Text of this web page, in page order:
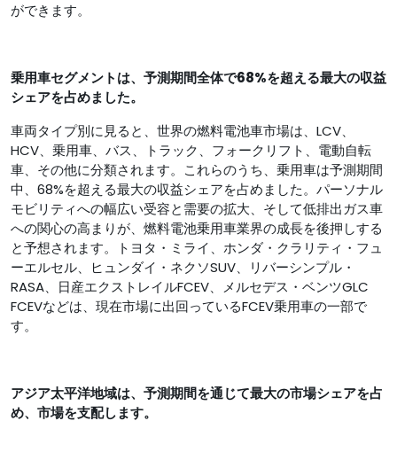
ができます。
乗用車セグメントは、予測期間全体で68%を超える最大の収益
シェアを占めました。
車両タイプ別に見ると、世界の燃料電池車市場は、LCV、
HCV、乗用車、バス、トラック、フォークリフト、電動自転
車、その他に分類されます。これらのうち、乗用車は予測期間
中、68%を超える最大の収益シェアを占めました。パーソナル
モビリティへの幅広い受容と需要の拡大、そして低排出ガス車
への関心の高まりが、燃料電池乗用車業界の成長を後押しする
と予想されます。トヨタ・ミライ、ホンダ・クラリティ・フュ
ーエルセル、ヒュンダイ・ネクソSUV、リバーシンプル・
RASA、日産エクストレイルFCEV、メルセデス・ベンツGLC
FCEVなどは、現在市場に出回っているFCEV乗用車の一部で
す。
アジア太平洋地域は、予測期間を通じて最大の市場シェアを占
め、市場を支配します。